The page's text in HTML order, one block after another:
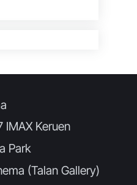
IMAX Keruen
Park
(Talan Gallery)